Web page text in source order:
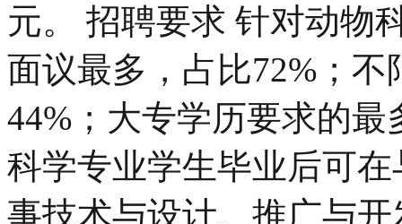
元。 招聘要求 针对动物
面议最多，占比72%；
44%；大专学历要求的
科学专业学生毕业后可
事技术与设计、推广与